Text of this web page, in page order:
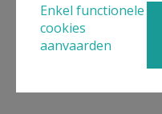
Behoort tot
PE
PE Heilige
Enkel functionele
cookies
aanvaarden